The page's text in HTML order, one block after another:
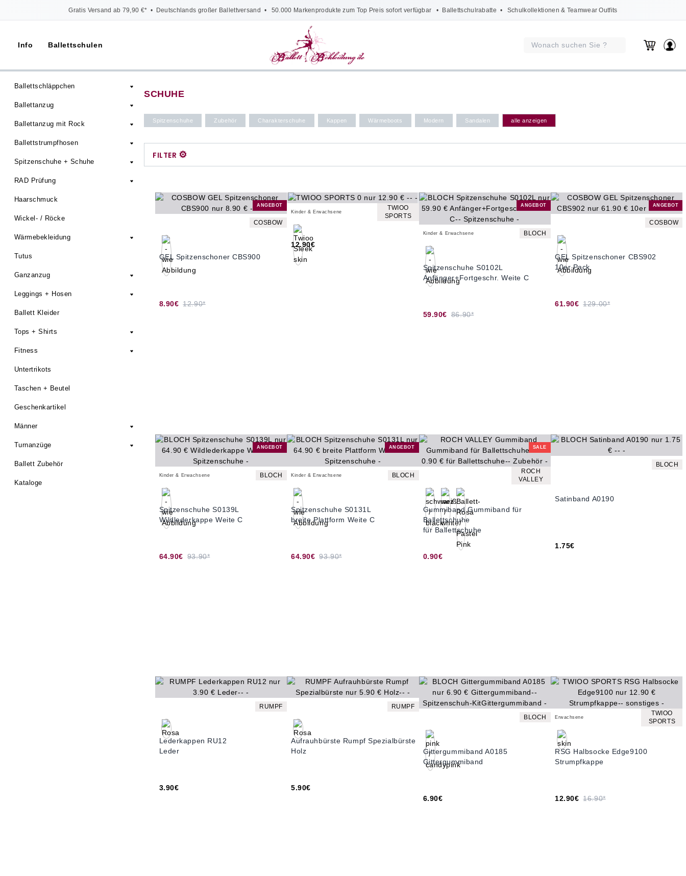
Gratis Versand ab 79,90 €* • Deutschlands großer Ballettversand • 50.000 Markenprodukte zum Top Preis sofort verfügbar • Ballettschulrabatte • Schulkollektionen & Teamwear Outfits
Info Ballettschulen
Ballettschläppchen
Ballettanzug
Ballettanzug mit Rock
Ballettstrumpfhosen
Spitzenschuhe + Schuhe
RAD Prüfung
Haarschmuck
Wickel- / Röcke
Wärmebekleidung
Tutus
Ganzanzug
Leggings + Hosen
Ballett Kleider
Tops + Shirts
Fitness
Untertrikots
Taschen + Beutel
Geschenkartikel
Männer
Turnanzüge
Ballett Zubehör
Kataloge
SCHUHE
Spitzenschuhe Zubehör Charakterschuhe Kappen Wärmeboots Modern Sandalen alle anzeigen
FILTER ⚙
ANGEBOT
COSBOW
GEL Spitzenschoner CBS900
8.90€ 12.90*
Kinder & Erwachsene
TWIOO
SPORTS
12.90€
ANGEBOT
Kinder & Erwachsene BLOCH
Spitzenschuhe S0102L
Anfänger+Fortgeschr. Weite C
59.90€ 86.90*
ANGEBOT
COSBOW
GEL Spitzenschoner CBS902
10er Pack
61.90€ 129.00*
ANGEBOT
Kinder & Erwachsene BLOCH
Spitzenschuhe S0139L
Wildlederkappe Weite C
64.90€ 93.90*
ANGEBOT
Kinder & Erwachsene BLOCH
Spitzenschuhe S0131L
breite Plattform Weite C
64.90€ 93.90*
SALE
ROCH
VALLEY
Gummiband Gummiband für
Ballettschuhe
für Ballettschuhe
0.90€
BLOCH
Satinband A0190
1.75€
RUMPF
Lederkappen RU12
Leder
3.90€
RUMPF
Aufrauhbürste Rumpf Spezialbürste
Holz
5.90€
BLOCH
Gittergummiband A0185
Gittergummiband
6.90€
Erwachsene
TWIOO
SPORTS
RSG Halbsocke Edge9100
Strumpfkappe
12.90€ 16.90*